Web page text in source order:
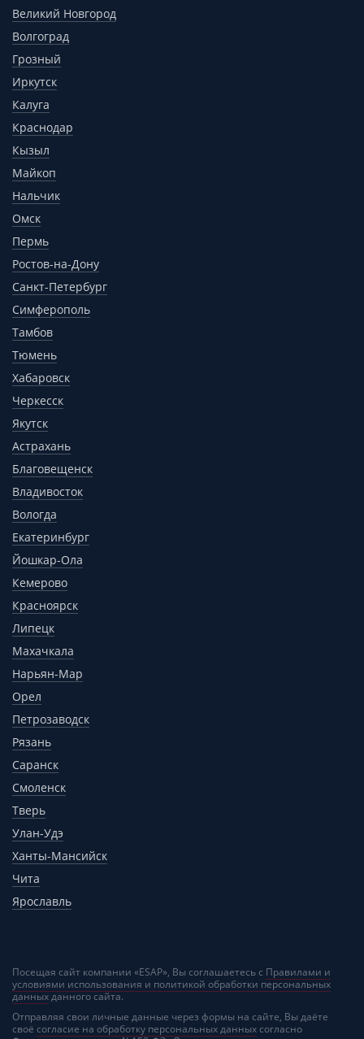
Великий Новгород
Волгоград
Грозный
Иркутск
Калуга
Краснодар
Кызыл
Майкоп
Нальчик
Омск
Пермь
Ростов-на-Дону
Санкт-Петербург
Симферополь
Тамбов
Тюмень
Хабаровск
Черкесск
Якутск
Астрахань
Благовещенск
Владивосток
Вологда
Екатеринбург
Йошкар-Ола
Кемерово
Красноярск
Липецк
Махачкала
Нарьян-Мар
Орел
Петрозаводск
Рязань
Саранск
Смоленск
Тверь
Улан-Удэ
Ханты-Мансийск
Чита
Ярославль
Посещая сайт компании «ESAP», Вы соглашаетесь с Правилами и
условиями использования и политикой обработки персональных
данныхданного сайта.
Отправляя свои личные данные через формы на сайте, Вы даёте
своё согласие на обработку персональных данныхсогласно